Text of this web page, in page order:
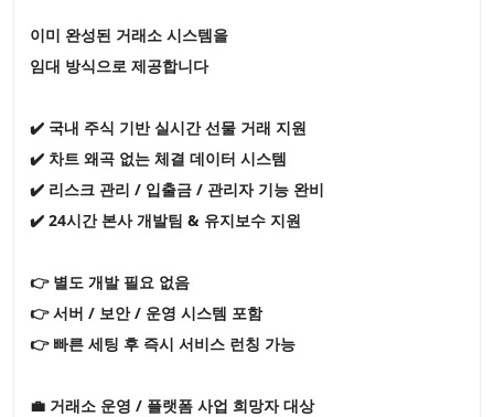
이미 완성된 거래소 시스템을
임대 방식으로 제공합니다
✔️ 국내 주식 기반 실시간 선물 거래 지원
✔️ 차트 왜곡 없는 체결 데이터 시스템
✔️ 리스크 관리 / 입출금 / 관리자 기능 완비
✔️ 24시간 본사 개발팀 & 유지보수 지원
👉 별도 개발 필요 없음
👉 서버 / 보안 / 운영 시스템 포함
👉 빠른 세팅 후 즉시 서비스 런칭 가능
💼 거래소 운영 / 플랫폼 사업 희망자 대상